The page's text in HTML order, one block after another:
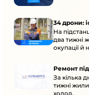
34 дрони:
На
два тижні
окупації й
Ремонт
За кілька
тижні
холод.